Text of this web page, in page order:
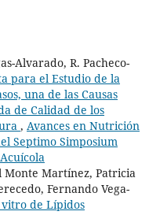
Alvarado, R. Pacheco-
para el Estudio de la
una de las Causas
de Calidad de los
, Avances en Nutrición
Septimo Simposium
Martínez, Patricia
Fernando Vega-
de Lípidos